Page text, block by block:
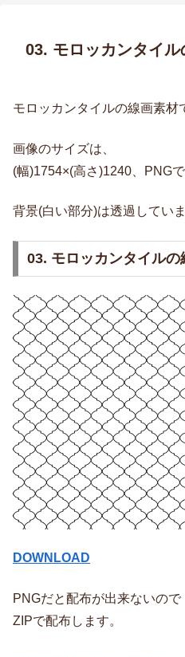
03. モロッカンタイル
モロッカンタイルの線画素材
画像のサイズは、
(幅)1754×(高さ)1240、PNGで
背景(白い部分)は透過していま
03. モロッカンタイルの
DOWNLOAD
PNGだと配布が出来ないので
ZIPで配布します。